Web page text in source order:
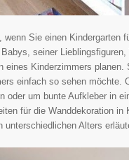
Sie einen Kindergarten
seiner
Kinderzimmers
einfach so sehen möchte.
oder um bunte Aufkleber in
für die Wanddekoration in
Alters